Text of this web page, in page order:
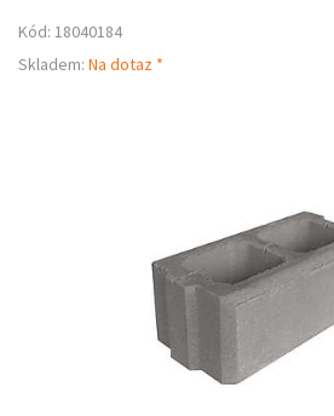
Kód: 18040184
Skladem: Na dotaz *